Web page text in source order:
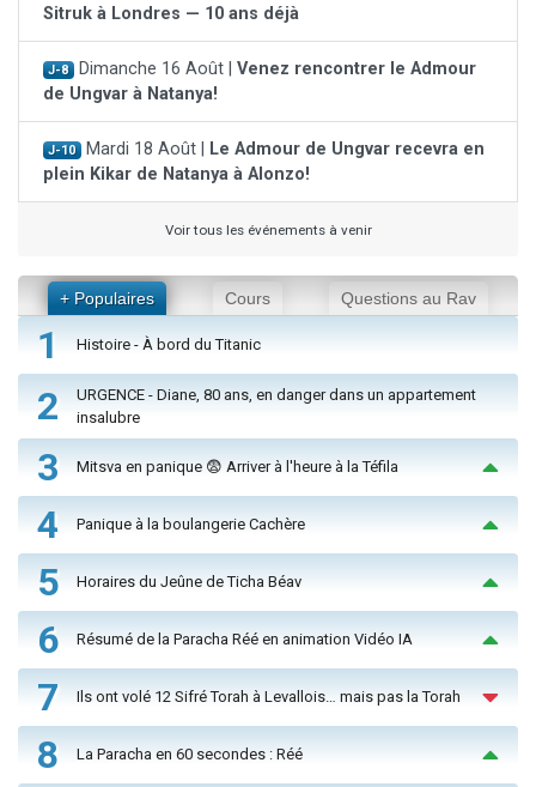
Sitruk à Londres — 10 ans déjà
J-8 Dimanche 16 Août | Venez rencontrer le Admour
de Ungvar à Natanya!
J-10 Mardi 18 Août |
Le Admour de Ungvar recevra en
plein Kikar de Natanya à Alonzo!
Voir tous les événements à venir
+ Populaires Cours Questions au Rav
1 Histoire - À bord du Titanic
2
URGENCE - Diane, 80 ans, en danger dans un appartement
insalubre
3 Mitsva en panique 😨 Arriver à l'heure à la Téfila
4 Panique à la boulangerie Cachère
5 Horaires du Jeûne de Ticha Béav
6 Résumé de la Paracha Réé en animation Vidéo IA
7 Ils ont volé 12 Sifré Torah à Levallois… mais pas la Torah
8 La Paracha en 60 secondes : Réé